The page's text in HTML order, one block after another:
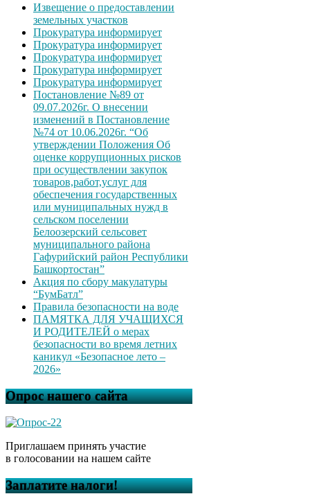
Извещение о предоставлении
земельных участков
Прокуратура информирует
Прокуратура информирует
Прокуратура информирует
Прокуратура информирует
Прокуратура информирует
Постановление №89 от
09.07.2026г. О внесении
изменений в Постановление
№74 от 10.06.2026г. “Об
утверждении Положения Об
оценке коррупционных рисков
при осуществлении закупок
товаров,работ,услуг для
обеспечения государственных
или муниципальных нужд в
сельском поселении
Белоозерский сельсовет
муниципального района
Гафурийский район Республики
Башкортостан”
Акция по сбору макулатуры
“БумБатл”
Правила безопасности на воде
ПАМЯТКА ДЛЯ УЧАЩИХСЯ
И РОДИТЕЛЕЙ о мерах
безопасности во время летних
каникул «Безопасное лето –
2026»
Опрос нашего сайта
Приглашаем принять участие
в голосовании на нашем сайте
Заплатите налоги!